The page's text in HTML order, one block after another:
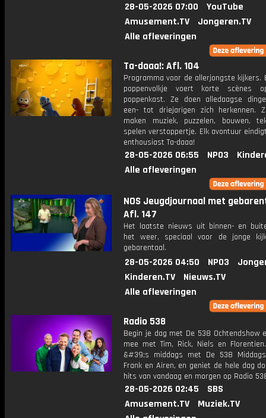
28-05-2026 07:00
YouTube
Amusement.TV
Jongeren.TV
Alle afleveringen
Ta-daaa!: Afl. 104
Programma voor de allerjongste kijkers.
poppenvolkje voert korte scènes
poppenkast. Ze doen alledaagse
een- tot driejarigen zich herkennen.
maken muziek, puzzelen, bouwen,
spelen verstoppertje. Elk avontuur
enthousiast Ta-daaa!
28-05-2026 06:55 NPO3
Alle afleveringen
NOS Jeugdjournaal met
Afl. 147
Het laatste nieuws uit binnen- en
het weer, speciaal voor de jonge
gebarentaal.
28-05-2026 04:50 NPO3
Kinderen.TV
Nieuws.TV
Alle afleveringen
Radio 538
Begin je dag met De 538 Ochtendshow
mee met Tim, Rick, Niels en
&#39;s middags met De 538
Frank en Airen, en geniet de hele dag
hits van vandaag en morgen op Radio
28-05-2026 02:45
SBS
Amusement.TV
Muziek.TV